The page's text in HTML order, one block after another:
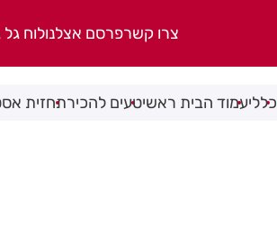
צרו קשרפרסם אצלנולוח גל
כלליעמוד הבית ראשיטעים להכירתחזית